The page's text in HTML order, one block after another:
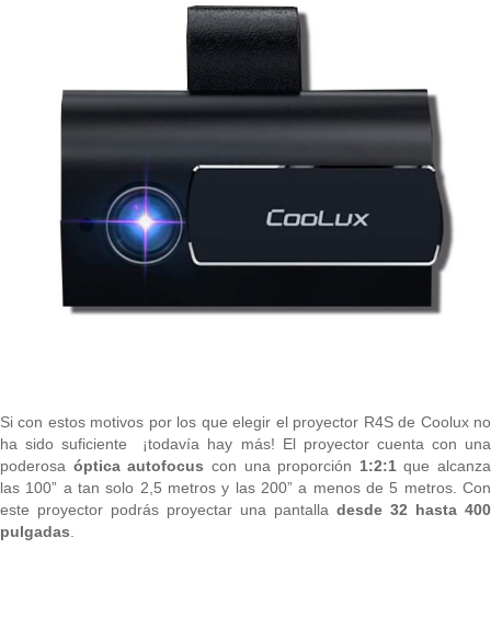
Si con estos motivos por los que elegir el proyector R4S de Coolux no
ha sido suficiente ¡todavía hay más! El proyector cuenta con una
poderosa óptica autofocus con una proporción 1:2:1que alcanza
las 100” a tan solo 2,5 metros y las 200” a menos de 5 metros. Con
este proyector podrás proyectar una pantalla desde 32 hasta 400
pulgadas